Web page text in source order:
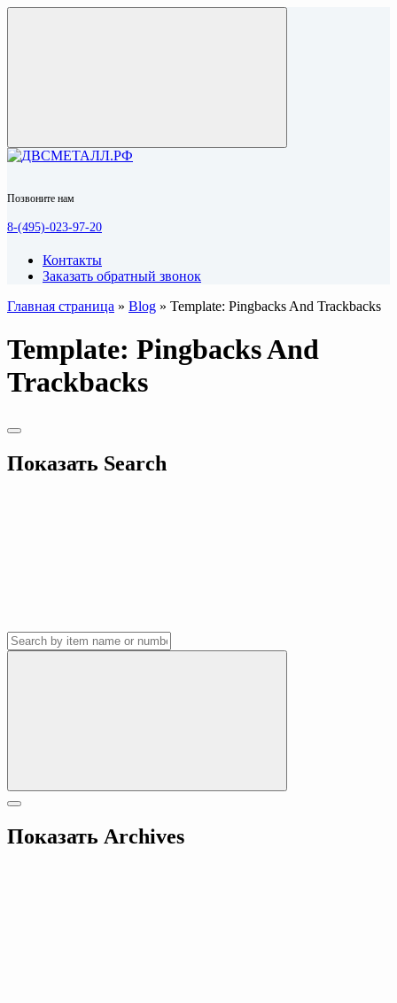
Позвоните нам
8-(495)-023-97-20
Контакты
Заказать обратный звонок
Главная страница » Blog » Template: Pingbacks And Trackbacks
Template: Pingbacks And
Trackbacks
Показать Search
Показать Archives